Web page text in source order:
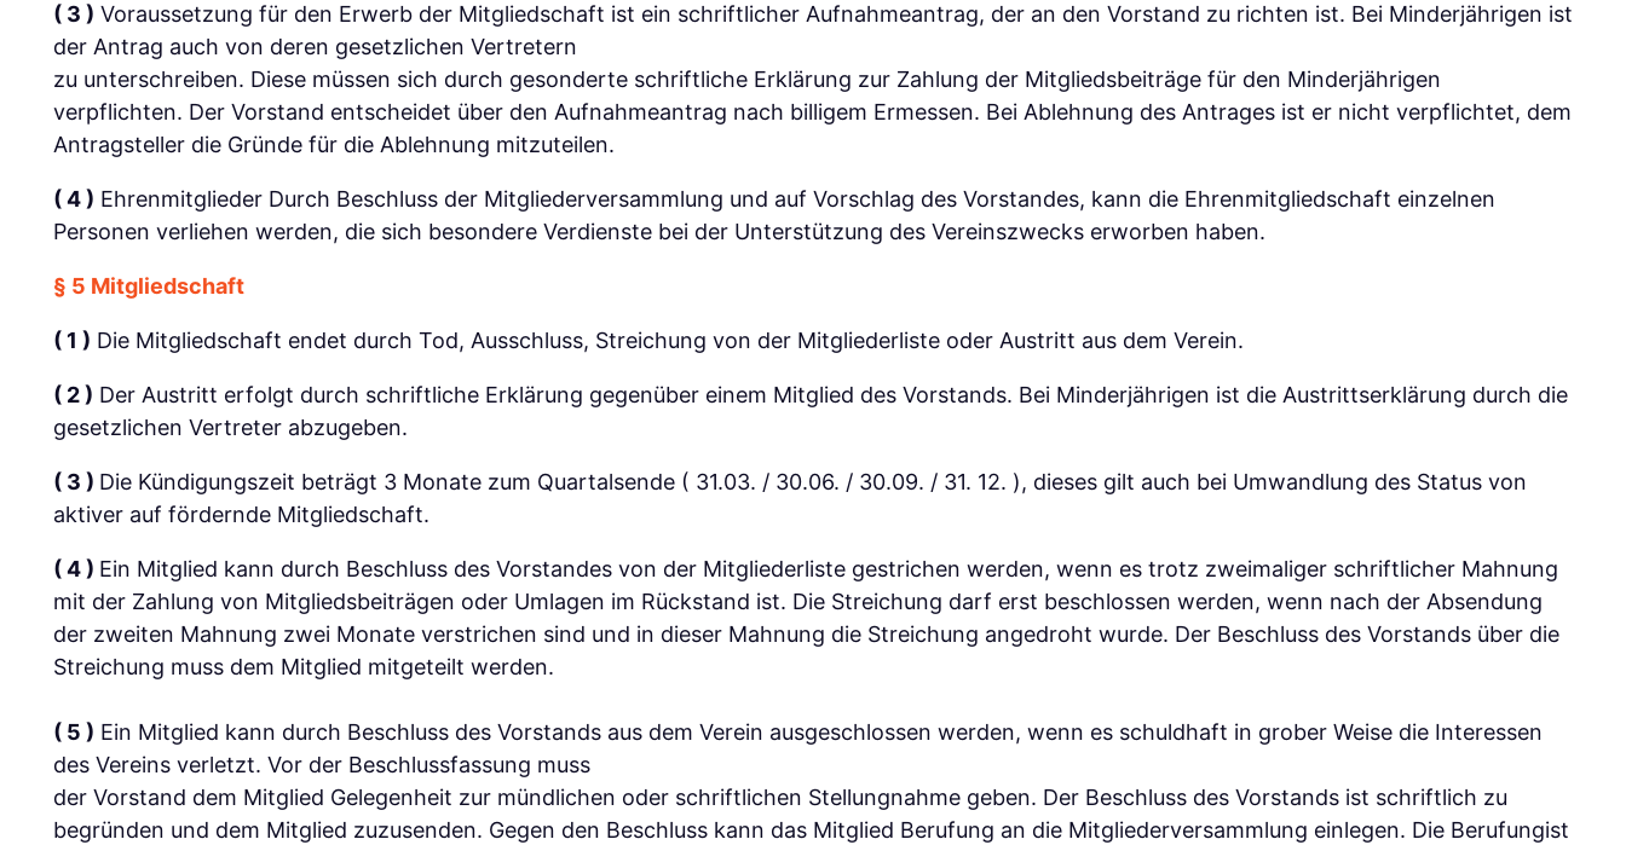
( 3 ) Voraussetzung für den Erwerb der Mitgliedschaft ist ein schriftlicher Aufnahmeantrag, der an den Vorstand zu richten ist. Bei Minderjährigen ist
der Antrag auch von deren gesetzlichen Vertretern
zu unterschreiben. Diese müssen sich durch gesonderte schriftliche Erklärung zur Zahlung der Mitgliedsbeiträge für den Minderjährigen
verpflichten. Der Vorstand entscheidet über den Aufnahmeantrag nach billigem Ermessen. Bei Ablehnung des Antrages ist er nicht verpflichtet, dem
Antragsteller die Gründe für die Ablehnung mitzuteilen.
( 4 ) Ehrenmitglieder Durch Beschluss der Mitgliederversammlung und auf Vorschlag des Vorstandes, kann die Ehrenmitgliedschaft einzelnen
Personen verliehen werden, die sich besondere Verdienste bei der Unterstützung des Vereinszwecks erworben haben.
§ 5 Mitgliedschaft
( 1 ) Die Mitgliedschaft endet durch Tod, Ausschluss, Streichung von der Mitgliederliste oder Austritt aus dem Verein.
( 2 ) Der Austritt erfolgt durch schriftliche Erklärung gegenüber einem Mitglied des Vorstands. Bei Minderjährigen ist die Austrittserklärung durch die
gesetzlichen Vertreter abzugeben.
( 3 ) Die Kündigungszeit beträgt 3 Monate zum Quartalsende ( 31.03. / 30.06. / 30.09. / 31. 12. ), dieses gilt auch bei Umwandlung des Status von
aktiver auf fördernde Mitgliedschaft.
( 4 ) Ein Mitglied kann durch Beschluss des Vorstandes von der Mitgliederliste gestrichen werden, wenn es trotz zweimaliger schriftlicher Mahnung
mit der Zahlung von Mitgliedsbeiträgen oder Umlagen im Rückstand ist. Die Streichung darf erst beschlossen werden, wenn nach der Absendung
der zweiten Mahnung zwei Monate verstrichen sind und in dieser Mahnung die Streichung angedroht wurde. Der Beschluss des Vorstands über die
Streichung muss dem Mitglied mitgeteilt werden.
( 5 ) Ein Mitglied kann durch Beschluss des Vorstands aus dem Verein ausgeschlossen werden, wenn es schuldhaft in grober Weise die Interessen
des Vereins verletzt. Vor der Beschlussfassung muss
der Vorstand dem Mitglied Gelegenheit zur mündlichen oder schriftlichen Stellungnahme geben. Der Beschluss des Vorstands ist schriftlich zu
begründen und dem Mitglied zuzusenden. Gegen den Beschluss kann das Mitglied Berufung an die Mitgliederversammlung einlegen. Die Berufungist